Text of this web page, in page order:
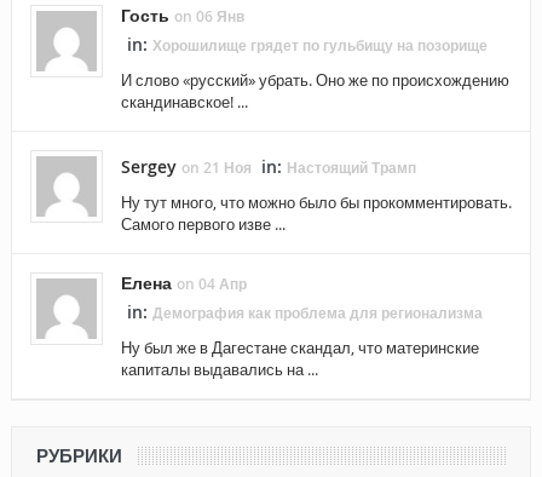
Гость on 06 Янв
in: Хорошилище грядет по гульбищу на позорище
И слово «русский» убрать. Оно же по происхождению
скандинавское! ...
Sergey on 21 Ноя in: Настоящий Трамп
Ну тут много, что можно было бы прокомментировать.
Самого первого изве ...
Елена on 04 Апр
in: Демография как проблема для регионализма
Ну был же в Дагестане скандал, что материнские
капиталы выдавались на ...
РУБРИКИ